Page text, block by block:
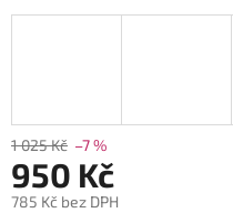
1 025 Kč –7 %
950 Kč
785 Kč bez DPH